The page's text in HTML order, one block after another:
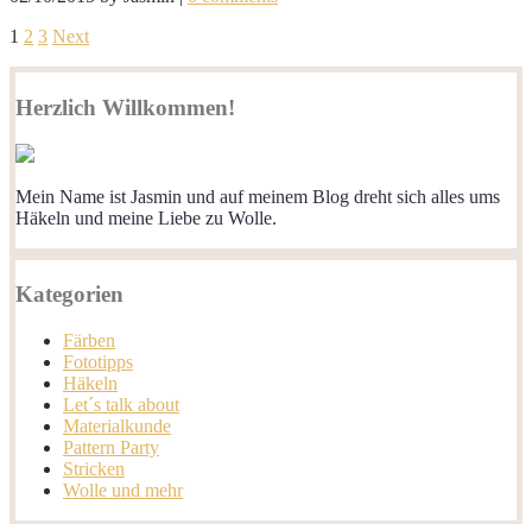
1 2 3 Next
Herzlich Willkommen!
Mein Name ist Jasmin und auf meinem Blog dreht sich alles ums
Häkeln und meine Liebe zu Wolle.
Kategorien
Färben
Fototipps
Häkeln
Let´s talk about
Materialkunde
Pattern Party
Stricken
Wolle und mehr